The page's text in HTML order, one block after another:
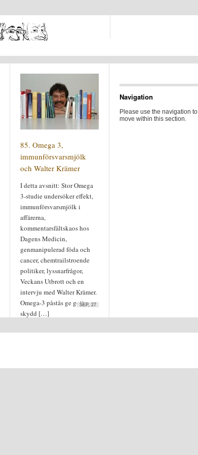
85. Omega 3,
immunförsvarsmjölk
och Walter Krämer
I detta avsnitt: Stor Omega
3-studie undersöker effekt,
immunförsvarsmjölk i
affärerna,
kommentarsfältskaos hos
Dagens Medicin,
genmanipulerad föda och
cancer, chemtrailstroende
politiker, lyssnarfrågor,
Veckans Utbrott och en
intervju med Walter Krämer.
Omega-3 påstås ge gott
skydd […]
SEP, 27
Navigation
Please use the navigation to
move within this section.